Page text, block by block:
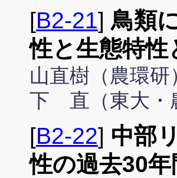
[B2-21] 鳥類
性と生態特性
山直樹（農環
下 直（東大・
[B2-22] 中部
性の過去30